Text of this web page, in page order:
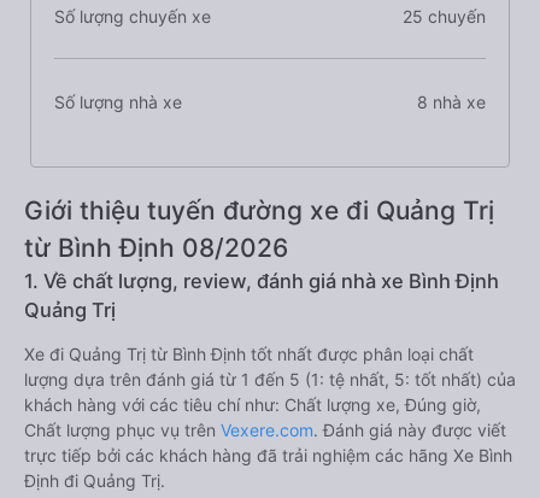
Số lượng chuyến xe 25 chuyến
Số lượng nhà xe 8 nhà xe
Giới thiệu tuyến đường xe đi Quảng Trị
từ Bình Định 08/2026
1. Về chất lượng, review, đánh giá nhà xe Bình Định
Quảng Trị
Xe đi Quảng Trị từ Bình Định tốt nhất được phân loại chất
lượng dựa trên đánh giá từ 1 đến 5 (1: tệ nhất, 5: tốt nhất) của
khách hàng với các tiêu chí như: Chất lượng xe, Đúng giờ,
Chất lượng phục vụ trên Vexere.com. Đánh giá này được viết
trực tiếp bởi các khách hàng đã trải nghiệm các hãng Xe Bình
Định đi Quảng Trị.